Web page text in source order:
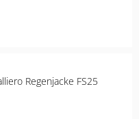
Regenjacke FS25